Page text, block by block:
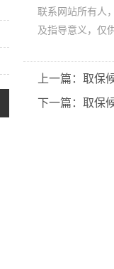
联系网站所有人
及指导意义，仅
上一篇：取保
下一篇：取保